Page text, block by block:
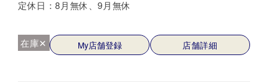
定休日：8月無休、9月無休
在庫✕ My店舗登録 店舗詳細